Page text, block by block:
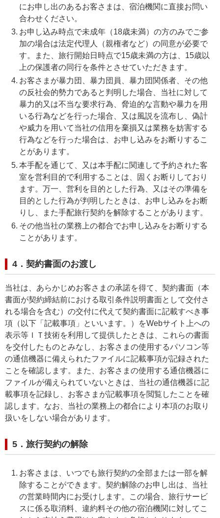
にお申し出のあるお客さまは、宿泊機関に直接お問い
合わせください。
お申し込み時点で未成年（18歳未満）の方のみでご参
加の場合は法定代理人（親権者など）の同意が必要で
す。また、旅行開始日時点で15歳未満の方は、​15歳以
上の保護者の同行を条件とさせていただきます。​
お客さまが暴力団、暴力団員、暴力団関係者、その他
の反社会的勢力であると判明した場合、当社に対して
暴力的又は不当な要求行為、脅迫的な言動や暴力を用
いる行為などを行った場合、又は風説を流布し、偽計
や威力を用いて当社の信用を棄損又は業務を妨害する
行為などを行った場合は、お申し込みをお断りするこ
とがあります。
本手配を通じて、又は本手配に関連して予約された客
室を営利目的で利用することは、固くお断りしており
ます。万一、営利を目的とした行為、又はその準備を
目的とした行為が判明したときは、お申し込みをお断
りし、また手配旅行契約を解除することがあります。
その他当社の業務上の都合でお申し込みをお断りする
ことがあります。
4．契約書面のお渡し
当社は、あらかじめお客さまの承諾を得て、契約書面（本
書面が契約締結前における取引条件説明書面として交付さ
れる場合を含む）の交付に代えて契約書面に記載すべき事
項（以下「記載事項」といいます。）をWebサイト上への
表示等ＩＴ技術を利用して提供したときは、これらの書面
を交付したものとみなし、お客さまの使用するパソコン等
の通信機器に備えられたファイルに記載事項が記録された
ことを確認します。また、お客さまの使用する通信機器に
ファイルが備えられていないときは、当社の通信機器に記
載事項を記録し、お客さまが記載事項を閲覧したことを確
認します。なお、当社の業務上の都合により本項のお取り
扱いをしない場合があります。
5．旅行契約の解除
お客さまは、いつでも旅行契約の全部または一部を解
除することができます。契約解除のお申し出は、当社
の営業時間内にお受けします。この場合、旅行サービ
スに係る取消料、違約料その他の宿泊機関に対してこ